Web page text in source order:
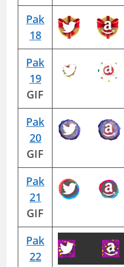
Pak
18
Pak
19
GIF
Pak
20
GIF
Pak
21
GIF
Pak
22